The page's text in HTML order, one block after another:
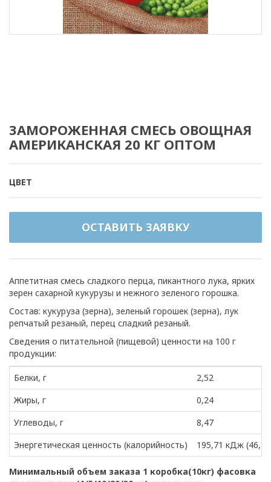
ЗАМОРОЖЕННАЯ СМЕСЬ ОВОЩНАЯ
АМЕРИКАНСКАЯ 20 КГ ОПТОМ
ЦВЕТ
ОСТАВИТЬ ЗАЯВКУ
Аппетитная смесь сладкого перца, пикантного лука, ярких
зерен сахарной кукурузы и нежного зеленого горошка.
Состав: кукуруза (зерна), зеленый горошек (зерна), лук
репчатый резаный, перец сладкий резаный.
Сведения о питательной (пищевой) ценности на 100 г
продукции:
Белки, г
2,52
Жиры, г
0,24
Углеводы, г
8,47
Энергетическая ценность (калорийность)
195,71 кДж (46,12
Минимальный объем заказа 1 коробка(10кг) фасовка